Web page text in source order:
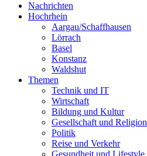
Nachrichten
Hochrhein
Aargau/Schaffhausen
Lörrach
Basel
Konstanz
Waldshut
Themen
Technik und IT
Wirtschaft
Bildung und Kultur
Gesellschaft und Religion
Politik
Reise und Verkehr
Gesundheit und Lifestyle